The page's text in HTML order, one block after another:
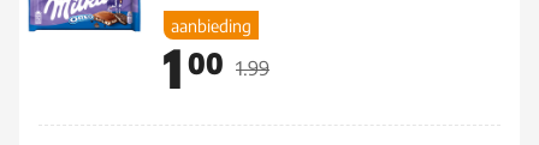
aanbieding
1 00 1.99